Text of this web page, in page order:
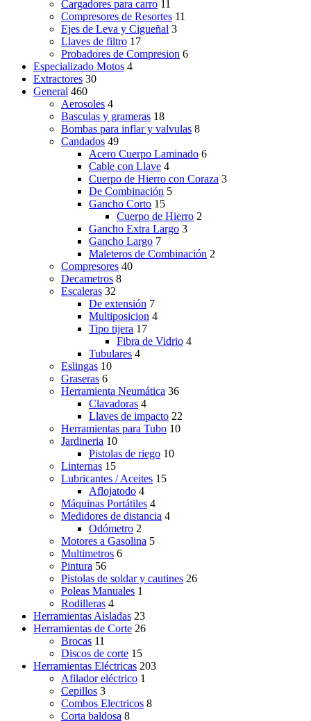
Cargadores para carro 11
Compresores de Resortes 11
Ejes de Leva y Cigueñal 3
Llaves de filtro 17
Probadores de Compresion 6
Especializado Motos 4
Extractores 30
General 460
Aerosoles 4
Basculas y grameras 18
Bombas para inflar y valvulas 8
Candados 49
Acero Cuerpo Laminado 6
Cable con Llave 4
Cuerpo de Hierro con Coraza 3
De Combinación 5
Gancho Corto 15
Cuerpo de Hierro 2
Gancho Extra Largo 3
Gancho Largo 7
Maleteros de Combinación 2
Compresores 40
Decametros 8
Escaleras 32
De extensión 7
Multiposicion 4
Tipo tijera 17
Fibra de Vidrio 4
Tubulares 4
Eslingas 10
Graseras 6
Herramienta Neumática 36
Clavadoras 4
Llaves de impacto 22
Herramientas para Tubo 10
Jardineria 10
Pistolas de riego 10
Linternas 15
Lubricantes / Aceites 15
Aflojatodo 4
Máquinas Portátiles 4
Medidores de distancia 4
Odómetro 2
Motores a Gasolina 5
Multimetros 6
Pintura 56
Pistolas de soldar y cautines 26
Poleas Manuales 1
Rodilleras 4
Herramientas Aisladas 23
Herramientas de Corte 26
Brocas 11
Discos de corte 15
Herramientas Eléctricas 203
Afilador eléctrico 1
Cepillos 3
Combos Electricos 8
Corta baldosa 8